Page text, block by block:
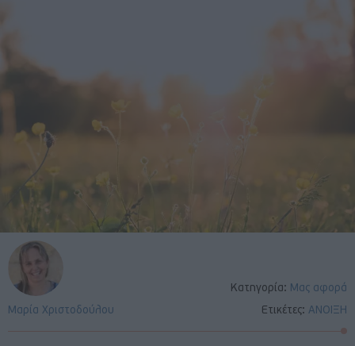
Κατηγορία: Μας αφορά
Ετικέτες: ΑΝΟΙΞΗ
Μαρία Χριστοδούλου